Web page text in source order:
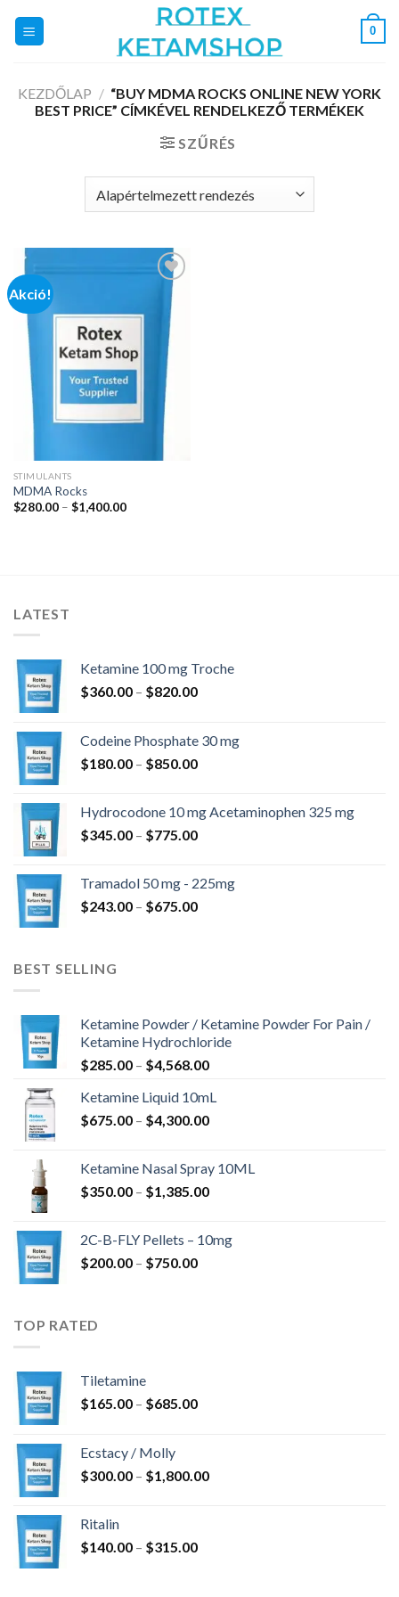
0
KEZDŐLAP / “BUY MDMA ROCKS ONLINE NEW YORK
BEST PRICE” CÍMKÉVEL RENDELKEZŐ TERMÉKEK
SZŰRÉS
Akció!
Add to
wishlist
STIMULANTS
MDMA Rocks
$280.00 – $1,400.00Ártartomány:
LATEST
Ketamine 100 mg Troche
$360.00 – $820.00Ártartomány:
$820.00
Codeine Phosphate 30 mg
$180.00 – $850.00Ártartomány:
$850.00
Hydrocodone 10 mg Acetaminophen 325 mg
$345.00 – $775.00Ártartomány:
$775.00
Tramadol 50 mg - 225mg
$243.00 – $675.00Ártartomány:
BEST SELLING
Ketamine Powder / Ketamine Powder For Pain /
Ketamine Hydrochloride
$285.00 – $4,568.00Ártartomány:
-
$4,568.00
Ketamine Liquid 10mL
$675.00 – $4,300.00Ártartomány:
$4,300.00
Ketamine Nasal Spray 10ML
$350.00 – $1,385.00Ártartomány:
$1,385.00
2C-B-FLY Pellets – 10mg
$200.00 – $750.00Ártartomány:
TOP RATED
Tiletamine
$165.00 – $685.00Ártartomány:
Ecstacy / Molly
$300.00 – $1,800.00Ártartomány:
Ritalin
$140.00 – $315.00Ártartomány: